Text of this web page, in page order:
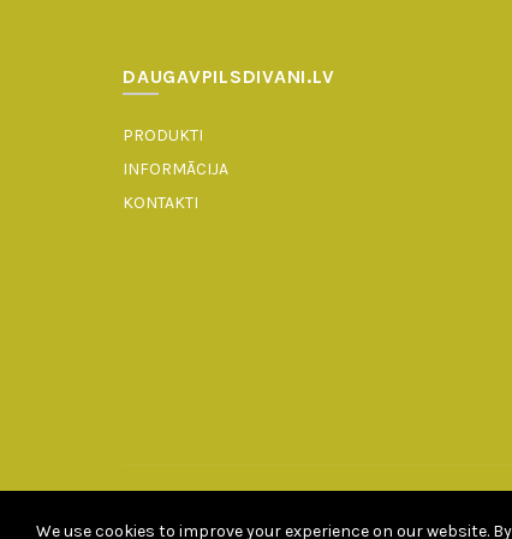
DAUGAVPILSDIVANI.LV
PRODUKTI
INFORMĀCIJA
KONTAKTI
We use cookies to improve your experience on our website.